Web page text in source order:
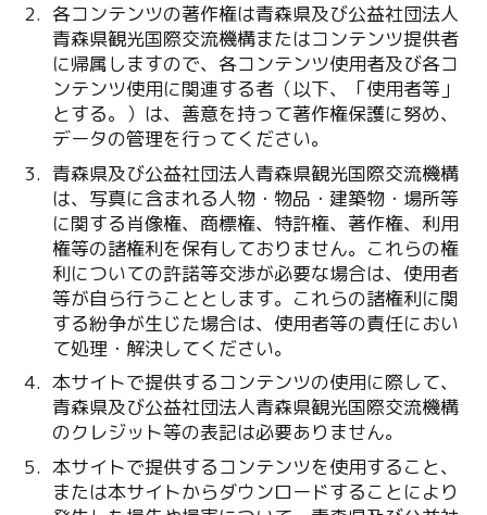
各コンテンツの著作権は青森県及び公益社団法人
青森県観光国際交流機構またはコンテンツ提供者
に帰属しますので、各コンテンツ使用者及び各コ
ンテンツ使用に関連する者（以下、「使用者等」
とする。）は、善意を持って著作権保護に努め、
データの管理を行ってください。
青森県及び公益社団法人青森県観光国際交流機構
は、写真に含まれる人物・物品・建築物・場所等
に関する肖像権、商標権、特許権、著作権、利用
権等の諸権利を保有しておりません。これらの権
利についての許諾等交渉が必要な場合は、使用者
等が自ら行うこととします。これらの諸権利に関
する紛争が生じた場合は、使用者等の責任におい
て処理・解決してください。
本サイトで提供するコンテンツの使用に際して、
青森県及び公益社団法人青森県観光国際交流機構
のクレジット等の表記は必要ありません。
本サイトで提供するコンテンツを使用すること、
または本サイトからダウンロードすることにより